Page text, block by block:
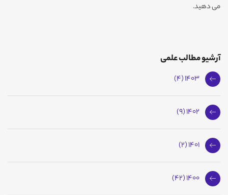
می دهید.
آرشیو مطالب علمی
1403 (4)
1402 (9)
1401 (2)
1400 (42)